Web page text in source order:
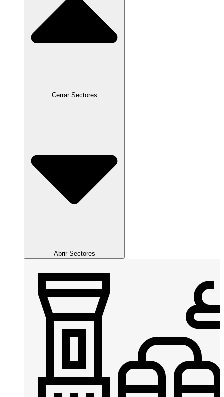
Cerrar Sectores
Abrir Sectores